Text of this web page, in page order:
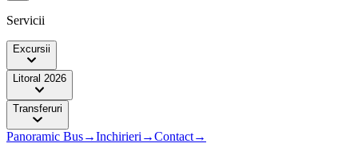
Servicii
Excursii
Litoral 2026
Transferuri
Panoramic Bus→Inchirieri →Contact→